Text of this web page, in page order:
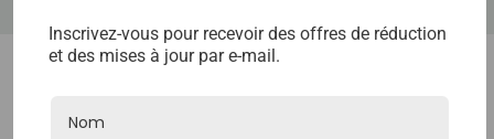
Inscrivez-vous pour recevoir des offres de réduction
et des mises à jour par e-mail.